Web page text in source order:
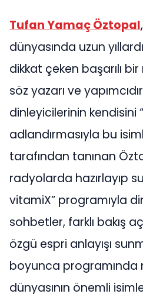
Tufan Yamaç Öztopal
dünyasında uzun
dikkat çeken başarılı
söz yazarı ve
dinleyicilerinin kendisini “
adlandırmasıyla bu
tarafından tanınan
radyolarda hazırlayıp
vitamiX” programıyla
sohbetler, farklı bakış
özgü espri anlayışı
boyunca programında
dünyasının önemli